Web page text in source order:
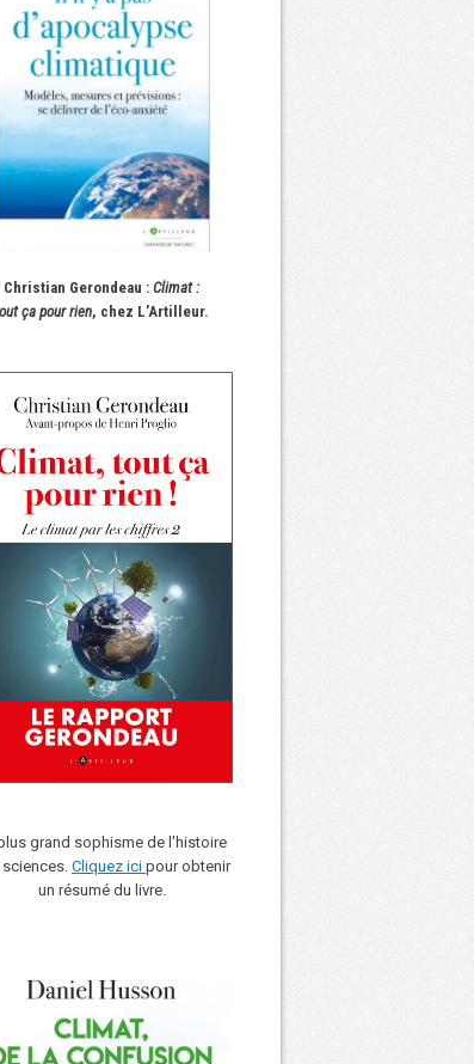
Christian Gerondeau : Climat :
ça pour rien, chez L’Artilleur.
grand sophisme de l'histoire
Cliquez ici pour obtenir
un résumé du livre.